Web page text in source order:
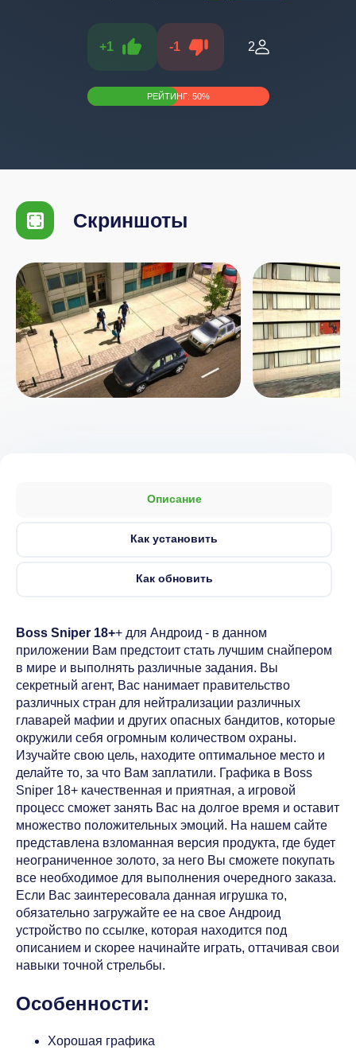
+1 -1 2
РЕЙТИНГ: 50%
Скриншоты
Описание
Как установить
Как обновить
Boss Sniper 18++ для Андроид - в данном
приложении Вам предстоит стать лучшим снайпером
в мире и выполнять различные задания. Вы
секретный агент, Вас нанимает правительство
различных стран для нейтрализации различных
главарей мафии и других опасных бандитов, которые
окружили себя огромным количеством охраны.
Изучайте свою цель, находите оптимальное место и
делайте то, за что Вам заплатили. Графика в Boss
Sniper 18+ качественная и приятная, а игровой
процесс сможет занять Вас на долгое время и оставит
множество положительных эмоций. На нашем сайте
представлена взломанная версия продукта, где будет
неограниченное золото, за него Вы сможете покупать
все необходимое для выполнения очередного заказа.
Если Вас заинтересовала данная игрушка то,
обязательно загружайте ее на свое Андроид
устройство по ссылке, которая находится под
описанием и скорее начинайте играть, оттачивая свои
навыки точной стрельбы.
Особенности:
Хорошая графика